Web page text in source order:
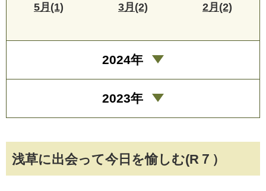
浅草に出会って今日を愉しむ(R７）
5月(1) 3月(2) 2月(2)
2024年
2023年